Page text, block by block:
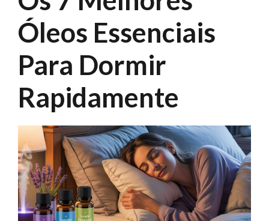
Óleos Essenciais
Para Dormir
Rapidamente